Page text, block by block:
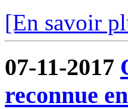
[En savoir
07-11-2017
reconnue